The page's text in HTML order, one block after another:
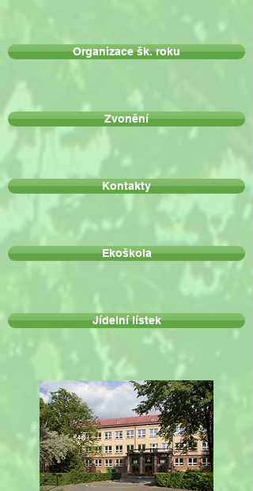
Organizace šk. roku
Zvonění
Kontakty
Ekoškola
Jídelní lístek